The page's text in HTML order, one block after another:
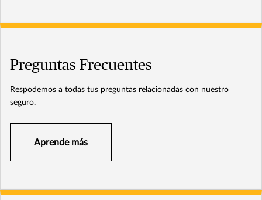
Preguntas Frecuentes
Respodemos a todas tus preguntas relacionadas con nuestro
seguro.
Aprende más